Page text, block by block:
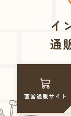
イ
通